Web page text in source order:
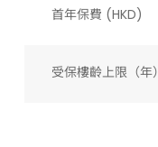
首年保費 (HKD)
受保樓齡上限（年）​